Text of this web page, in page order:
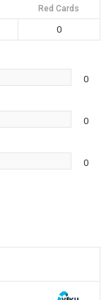
Red Cards
0
0
0
0